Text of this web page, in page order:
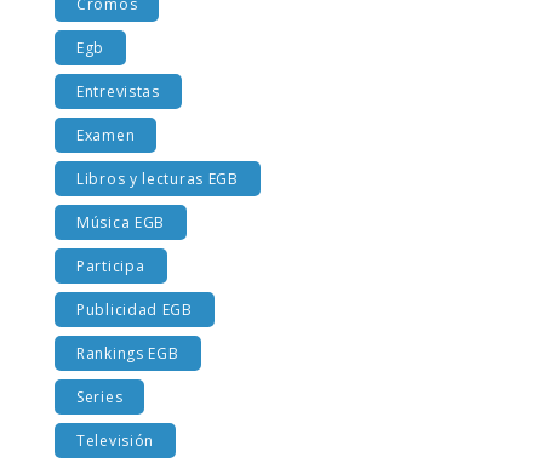
Cromos
Egb
Entrevistas
Examen
Libros y lecturas EGB
Música EGB
Participa
Publicidad EGB
Rankings EGB
Series
Televisión